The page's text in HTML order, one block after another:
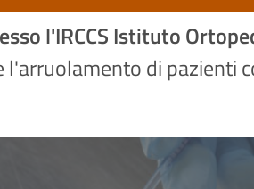
l'IRCCS Istituto
l'arruolamento di pazienti